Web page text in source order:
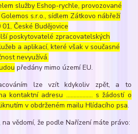
služby Eshop-rychle, provozované
s.r.o., sídlem Zátkovo nábřeží
České Budějovice
poskytovatelé zpracovatelských
a aplikací, které však v současné
nevyužívá.
předány mimo území EU.
lze vzít kdykoliv zpět, a to
kontaktní adresu ..……………. s žádostí o
v obdrženém mailu Hlídacího psa.
na vědomí, že podle Nařízení máte právo: